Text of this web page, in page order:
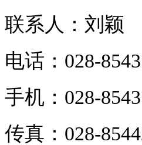
联系人：刘颖
电话：028-
手机：028-
传真：028-